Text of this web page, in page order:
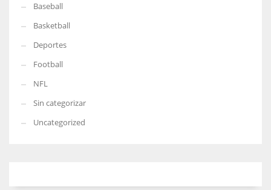
Baseball
Basketball
Deportes
Football
NFL
Sin categorizar
Uncategorized